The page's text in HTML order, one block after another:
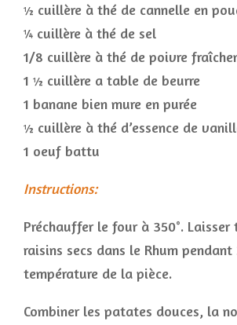
½ cuillère à thé de cannelle en
¼ cuillère à thé de sel
1/8 cuillère à thé de poivre
1 ½ cuillère a table de beurre
1 banane bien mure en purée
½ cuillère à thé d’essence de
1 oeuf battu
Instructions:
Préchauffer le four à 350°. Laisser
raisins secs dans le Rhum
température de la pièce.
Combiner les patates douces, la